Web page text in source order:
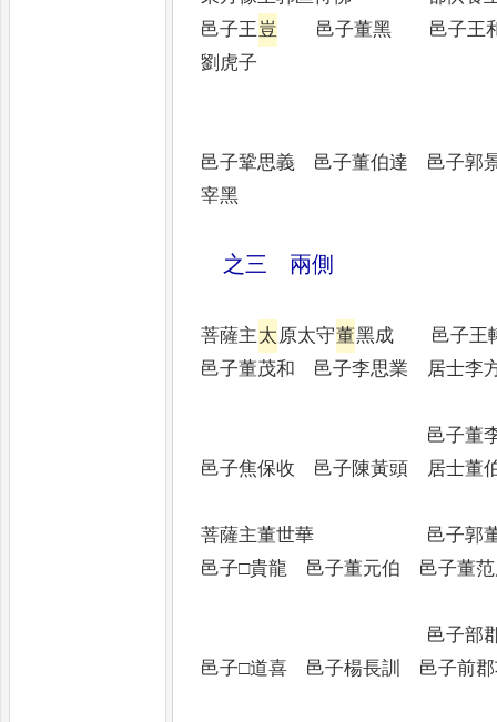
邑子王豈
邑子董黑 邑子
劉虎子
邑子鞏思義 邑子董伯達 邑
宰黑
之三 兩側
菩薩主太 原太守董黑成 邑
邑子董茂和 邑子李思業 居士李
邑子董
邑子焦保收 邑子陳黃頭 居士董
菩薩主董世華 邑
邑子□貴龍 邑子董元伯 邑子董范
邑子部
邑子□道喜 邑子楊長訓 邑子前郡